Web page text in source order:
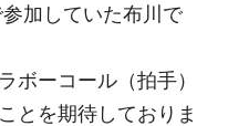
加していた布川で
ボーコール（拍手）
とを期待しておりま